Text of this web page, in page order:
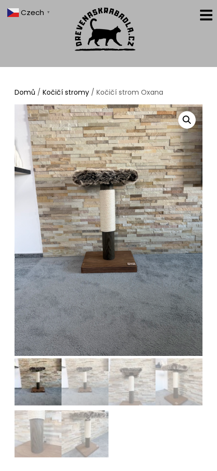
Domů / Kočičí stromy / Kočičí strom Oxana
Czech ▼